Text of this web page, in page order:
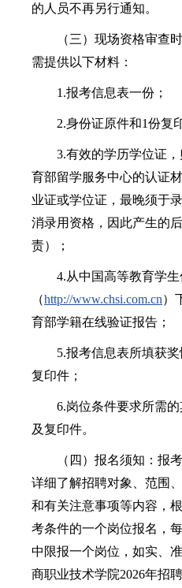
的人员不再另行通知。
（三）现场资格审查
需提供以下材料：
1.报考信息表一份；
2.身份证原件和1份复
3.有效的学历学位证
育部留学服务中心的认证
业证或学位证，最晚须于
消录用资格，因此产生的
责）；
4.从中国高等教育学生
（http://www.chsi.com.cn）
育部学籍在线验证报告；
5.报考信息表所填获
复印件；
6.岗位条件要求所需
及复印件。
（四）报名须知：报
详细了解招聘对象、范围
和有关注意事项等内容，
考条件的一个岗位报名，
中限报一个岗位，如实、
商职业技术学院2026年招